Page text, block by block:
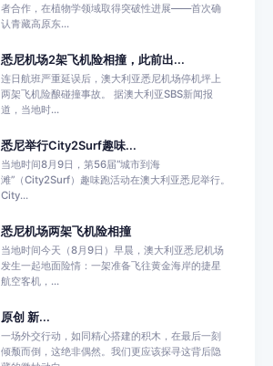
者合作，在植物学领域取得突破性进展——首次确
认青藏高原东...
悉尼机场2架飞机险相撞，此前出...
连日航班严重延误后，澳大利亚悉尼机场停机坪上
两架飞机险酿碰撞事故。 据澳大利亚SBS新闻报
道，当地时...
悉尼举行City2Surf趣味...
当地时间8月9日，第56届“城市到海
滩”（City2Surf）趣味跑活动在澳大利亚悉尼举行。
City...
悉尼机场两架飞机险相撞
当地时间今天（8月9日）早晨，澳大利亚悉尼机场
发生一起地面险情：一架准备飞往黄金海岸的捷星
航空客机，...
原创 新...
一场外交行动，如同精心搭建的积木，在最后一刻
倾颓而倒，这绝非偶然。我们更应该探寻这背后隐